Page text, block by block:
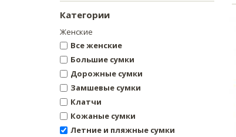
Категории
Женские
Все женские
Большие сумки
Дорожные сумки
Замшевые сумки
Клатчи
Кожаные сумки
Летние и пляжные сумки